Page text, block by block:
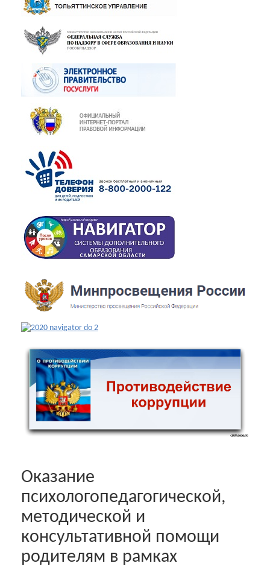
Оказание
психологопедагогической,
методической и
консультативной помощи
родителям в рамках